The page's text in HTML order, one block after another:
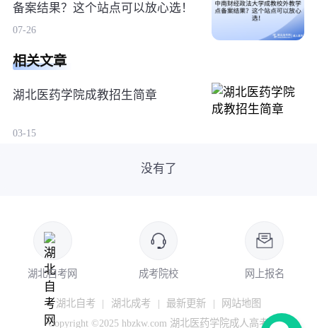
备案结果？这个站点可以放心选！
07-26
相关文章
湖北医药学院成教招生简章
03-15
没有了
湖北自考网 成考院校 网上报名
湖北自考 | 湖北成考 | 最新更新 |
网站地图
Copyright ©2025 hbzkw.com 湖北医药学院成人高考